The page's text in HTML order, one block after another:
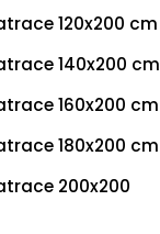
120x200 cm
140x200 cm
160x200 cm
180x200 cm
200x200